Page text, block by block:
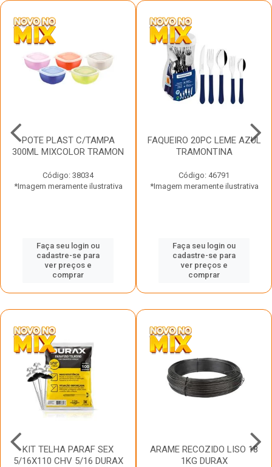
POTE PLAST C/TAMPA
300ML MIXCOLOR TRAMON
Código: 38034
*Imagem meramente ilustrativa
Faça seu login ou
cadastre-se para
ver preços e
comprar
FAQUEIRO 20PC LEME AZUL
TRAMONTINA
Código: 46791
*Imagem meramente ilustrativa
Faça seu login ou
cadastre-se para
ver preços e
comprar
KIT TELHA PARAF SEX
5/16X110 CHV 5/16 DURAX
ARAME RECOZIDO LISO 18
1KG DURAX